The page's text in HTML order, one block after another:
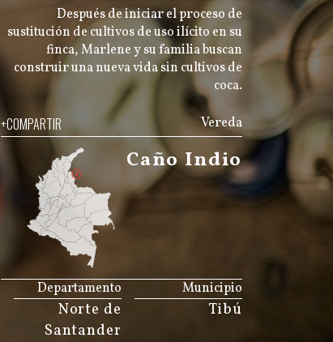
Después de iniciar el proceso de
sustitución de cultivos de uso ilícito en su
finca, Marlene y su familia buscan
construir una nueva vida sin cultivos de
coca.
Vereda
+COMPARTIR
Caño Indio
Municipio
Tibú
Departamento
Norte de
Santander